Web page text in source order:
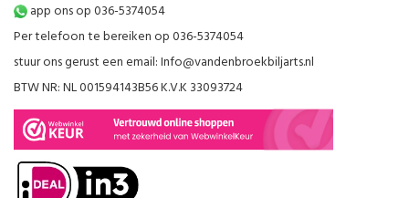
app ons op 036-5374054
Per telefoon te bereiken op 036-5374054
stuur ons gerust een email:Info@vandenbroekbiljarts.nl
BTW NR: NL 001594143B56 K.V.K 33093724